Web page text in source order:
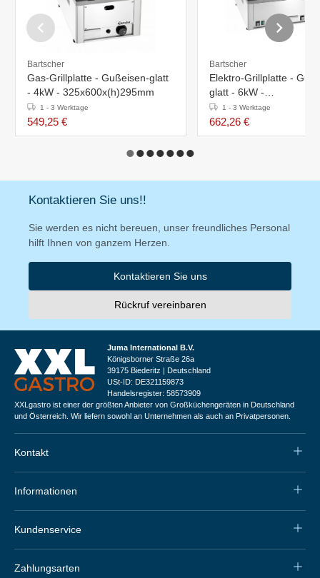
Bartscher
Gas-Grillplatte - Gußeisen-glatt
- 4kW - 325x600x(h)295mm
1 - 3 Werktage
549,25 €
Bartscher
Elektro-Grillplatte -
glatt - 6kW -
660x480x(h)290mm
1 - 3 Werktage
662,26 €
Kontaktieren Sie uns!!
Sie werden es nicht bereuen, unser freundliches Personal
hilft Ihnen von ganzem Herzen.
Kontaktieren Sie uns
Rückruf vereinbaren
Juma International B.V.
Königsborner Straße 26a
39175 Biederitz | Deutschland
USt-ID: DE321159873
Handelsregister: 58573909
XXLgastro ist einer der größten Anbieter von Großküchengeräten in Deutschland
und Österreich. Wir liefern sowohl an Unternehmen als auch an Privatpersonen.
Kontakt
Informationen
Kundenservice
Zahlungsarten